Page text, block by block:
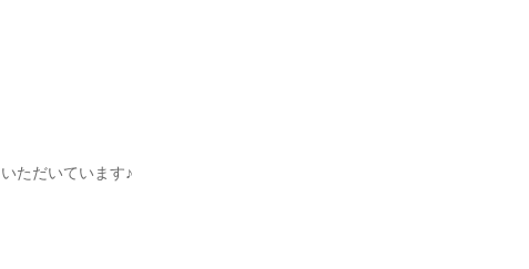
ただいています♪